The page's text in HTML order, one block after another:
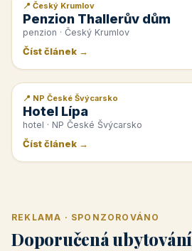
📰 PR článek
📍 Český Krumlov
Penzion Thallerův dům
penzion · Český Krumlov
Číst článek →
📰 PR článek
📍 NP České Švýcarsko
Hotel Lípa
hotel · NP České Švýcarsko
Číst článek →
REKLAMA · SPONZOROVÁNO
Doporučená ubytování